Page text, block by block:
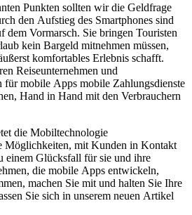
Punkten sollten wir die Geldfrage
den Aufstieg des Smartphones sind
dem Vormarsch. Sie bringen Touristen
kein Bargeld mitnehmen müssen,
komfortables Erlebnis schafft.
Reiseunternehmen und
für mobile Apps mobile Zahlungsdienste
Hand in Hand mit den Verbrauchern
die Mobiltechnologie
Möglichkeiten, mit Kunden in Kontakt
einem Glücksfall für sie und ihre
die mobile Apps entwickeln,
machen Sie mit und halten Sie Ihre
Sie sich in unserem neuen Artikel